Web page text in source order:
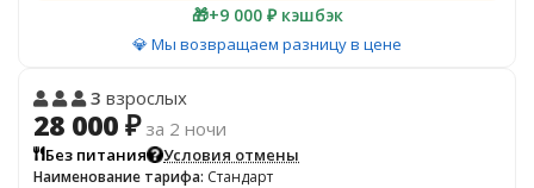
🎁+9 000 ₽ кэшбэк
💎 Мы возвращаем разницу в цене
3 взрослых
28 000 ₽за 2 ночи
Без питания Условия отмены
Наименование тарифа: Стандарт